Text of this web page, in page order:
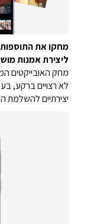
מחקו את
ליצירת אמנות
מחק האובייקטים
לא רצויים ברקע,
יצירתיים להשלמת